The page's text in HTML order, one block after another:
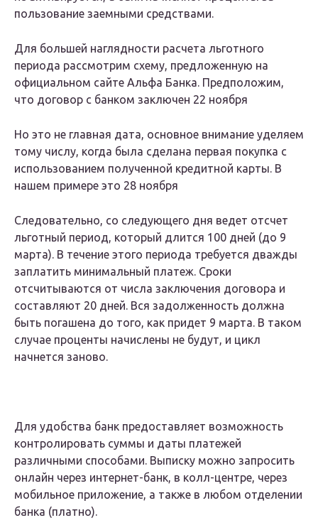
пользование заемными средствами.
Для большей наглядности расчета льготного
периода рассмотрим схему, предложенную на
официальном сайте Альфа Банка. Предположим,
что договор с банком заключен 22 ноября
Но это не главная дата, основное внимание уделяем
тому числу, когда была сделана первая покупка с
использованием полученной кредитной карты. В
нашем примере это 28 ноября
Следовательно, со следующего дня ведет отсчет
льготный период, который длится 100 дней (до 9
марта). В течение этого периода требуется дважды
заплатить минимальный платеж. Сроки
отсчитываются от числа заключения договора и
составляют 20 дней. Вся задолженность должна
быть погашена до того, как придет 9 марта. В таком
случае проценты начислены не будут, и цикл
начнется заново.
Для удобства банк предоставляет возможность
контролировать суммы и даты платежей
различными способами. Выписку можно запросить
онлайн через интернет-банк, в колл-центре, через
мобильное приложение, а также в любом отделении
банка (платно).